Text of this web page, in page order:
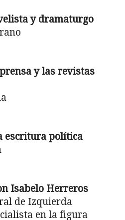
y dramaturgo
y las revistas
escritura política
Isabelo Herreros
de Izquierda
en la figura